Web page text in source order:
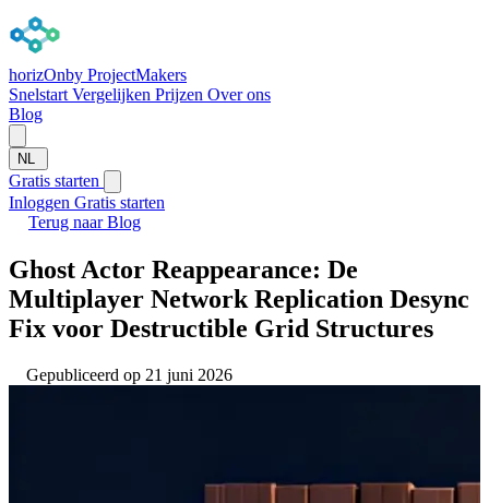
horizOnby ProjectMakers
Snelstart Vergelijken Prijzen Over ons
Blog
NL
Gratis starten
Inloggen Gratis starten
Terug naar Blog
Ghost Actor Reappearance: De
Multiplayer Network Replication Desync
Fix voor Destructible Grid Structures
Gepubliceerd op 21 juni 2026